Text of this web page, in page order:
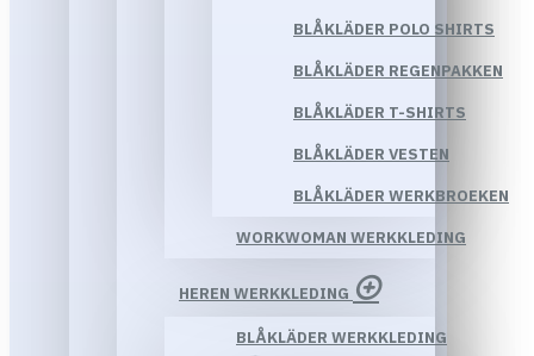
BLÅKLÄDER POLO SHIRTS
BLÅKLÄDER REGENPAKKEN
BLÅKLÄDER T-SHIRTS
BLÅKLÄDER VESTEN
BLÅKLÄDER WERKBROEKEN
WORKWOMAN WERKKLEDING
HEREN WERKKLEDING
BLÅKLÄDER WERKKLEDING